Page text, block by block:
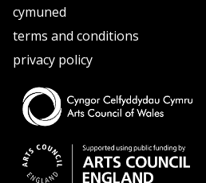
cymuned
terms and conditions
privacy policy